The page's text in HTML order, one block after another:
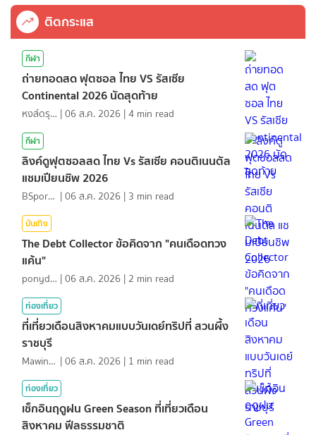
ติดกระแส
กีฬา
ถ่ายทอดสด ฟุตซอล ไทย VS รัสเซีย
Continental 2026 นัดสุดท้าย
หงส์ดรุณ |06 ส.ค. 2026 |4 min read
กีฬา
ลิงค์ดูฟุตซอลสด ไทย Vs รัสเซีย คอนติเนนตัล
แชมเปียนชิพ 2026
BSports8 |06 ส.ค. 2026 | 3 min read
บันเทิง
The Debt Collector ข้อคิดจาก "คนเดือดทวง
แค้น"
ponydiary |06 ส.ค. 2026 | 2 min read
ท่องเที่ยว
ที่เที่ยวเดือนสิงหาคมแบบวันเดย์ทริปที่ สวนผึ้ง
ราชบุรี
MawinMatravel |06 ส.ค. 2026 | 1 min read
ท่องเที่ยว
เช็กอินฤดูฝน Green Season ที่เที่ยวเดือน
สิงหาคม ฟีลธรรมชาติ